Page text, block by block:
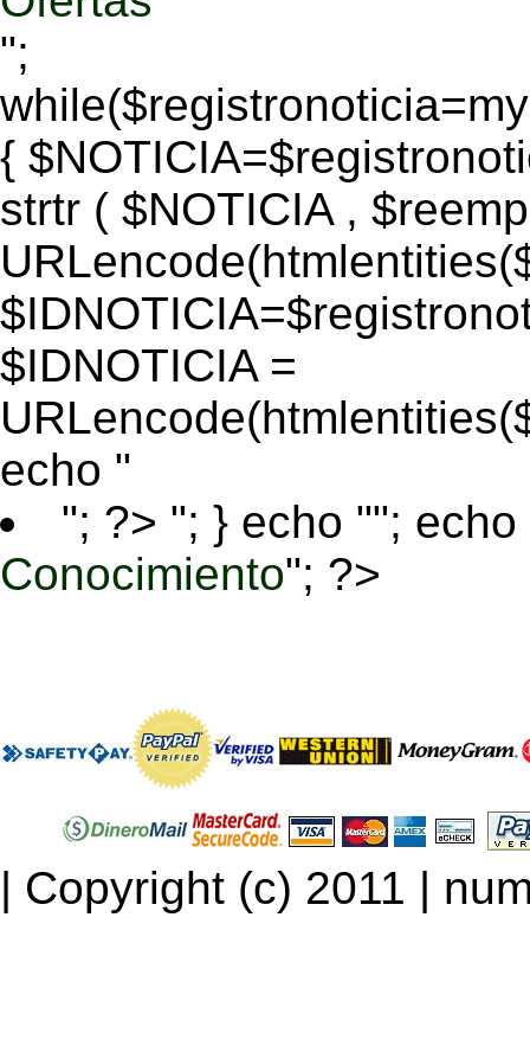
";
{
strtr ( $NOTICIA ,
$IDNOTICIA =
echo "
"; ?> "; } echo ""; echo
Conocimiento"; ?>
| Copyright (c) 2011 |